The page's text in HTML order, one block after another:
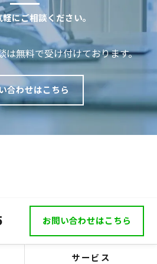
にご相談ください。
は無料で受け付けております。
合わせはこちら
お問い合わせはこちら
サービス